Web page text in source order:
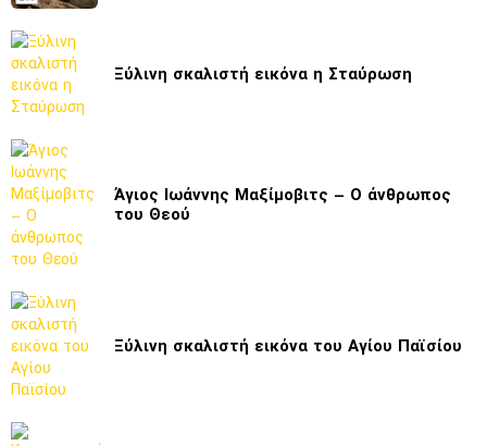
Ξύλινη σκαλιστή εικόνα η Σταύρωση
Άγιος Ιωάννης Μαξίμοβιτς – Ο άνθρωπος
του Θεού
Ξύλινη σκαλιστή εικόνα του Αγίου Παϊσίου